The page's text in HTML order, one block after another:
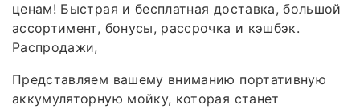
ценам! Быстрая и бесплатная доставка, большой
ассортимент, бонусы, рассрочка и кэшбэк.
Распродажи,
Представляем вашему вниманию портативную
аккумуляторную мойку, которая станет